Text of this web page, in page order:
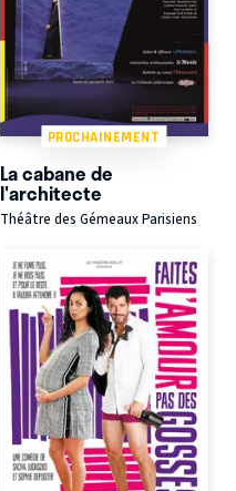
PROCHAINEMENT
La cabane de
l'architecte
Théâtre des Gémeaux Parisiens